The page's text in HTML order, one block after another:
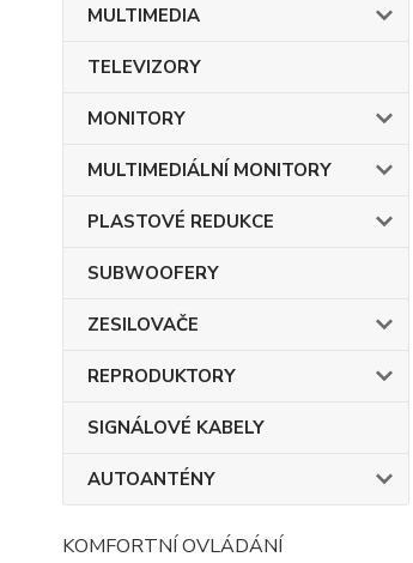
MULTIMEDIA
TELEVIZORY
MONITORY
MULTIMEDIÁLNÍ MONITORY
PLASTOVÉ REDUKCE
SUBWOOFERY
ZESILOVAČE
REPRODUKTORY
SIGNÁLOVÉ KABELY
AUTOANTÉNY
KOMFORTNÍ OVLÁDÁNÍ